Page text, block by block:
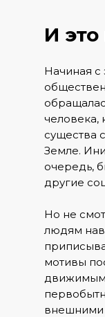
И
Начиная
человека,
существа
Земле.
очередь,
другие
Но не
людям
мотивы
внешними